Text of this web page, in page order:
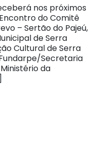
nos próximos
do Comitê
– Sertão do Pajeú,
de Serra
Cultural de Serra
Secretaria
da